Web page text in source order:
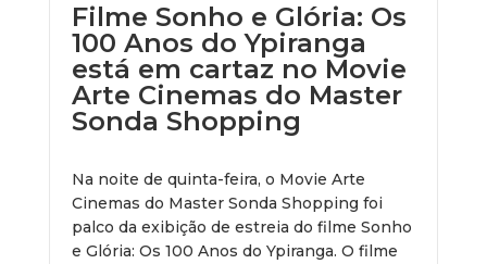
Filme Sonho e Glória: Os
100 Anos do Ypiranga
está em cartaz no Movie
Arte Cinemas do Master
Sonda Shopping
Na noite de quinta-feira, o Movie Arte
Cinemas do Master Sonda Shopping foi
palco da exibição de estreia do filme Sonho
e Glória: Os 100 Anos do Ypiranga. O filme